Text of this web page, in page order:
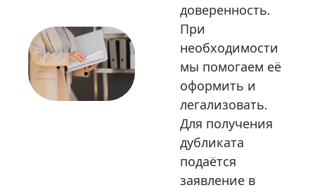
доверенность.
При
необходимости
мы помогаем её
оформить и
легализовать.
Для получения
дубликата
подаётся
заявление в